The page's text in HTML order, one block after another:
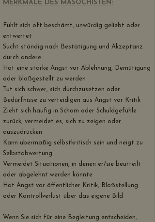
MERKMALE DES MASOCHISTEN:
Fühlt sich oft beschämt, unwürdig geliebt oder
entwertet
Sucht ständig nach Bestätigung und Akzeptanz
durch andere
Hat eine starke Angst vor Ablehnung, Demütigung
oder bloßgestellt zu werden
Tut sich schwer, sich durchzusetzen oder
Bedürfnisse zu verteidigen aus Angst vor Kritik
Zieht sich häufig in Scham oder Schuldgefühle
zurück, vermeidet es, sich zu zeigen oder
auszudrücken
Kann übermäßig selbstkritisch sein und neigt zu
Selbstabwertung
Vermeidet Situationen, in denen er/sie beurteilt
oder abgelehnt werden könnte
Hat Angst vor öffentlicher Kritik, Bloßstellung
oder Kontrollverlust über das eigene Bild
Wenn Sie sich für eine Begleitung entscheiden,